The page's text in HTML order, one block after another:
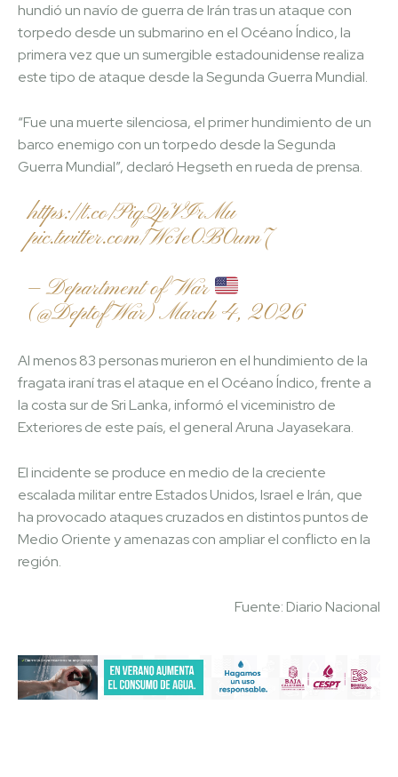
hundió un navío de guerra de Irán tras un ataque con
torpedo desde un submarino en el Océano Índico, la
primera vez que un sumergible estadounidense realiza
este tipo de ataque desde la Segunda Guerra Mundial.
“Fue una muerte silenciosa, el primer hundimiento de un
barco enemigo con un torpedo desde la Segunda
Guerra Mundial”, declaró Hegseth en rueda de prensa.
https://t.co/PiqQpVIrMu
pic.twitter.com/Wc1e0B0um7
— Department of War
(@DeptofWar)March 4, 2026
Al menos 83 personas murieron en el hundimiento de la
fragata iraní tras el ataque en el Océano Índico, frente a
la costa sur de Sri Lanka, informó el viceministro de
Exteriores de este país, el general Aruna Jayasekara.
El incidente se produce en medio de la creciente
escalada militar entre Estados Unidos, Israel e Irán, que
ha provocado ataques cruzados en distintos puntos de
Medio Oriente y amenazas con ampliar el conflicto en la
región.
Fuente: Diario Nacional